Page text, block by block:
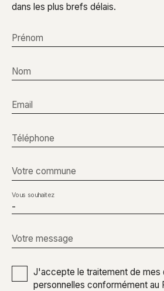
dans les plus brefs délais.
Prénom
Nom
Email
Téléphone
Votre commune
-
Vous souhaitez
Votre message
J'accepte le traitement de mes
personnelles conformément au